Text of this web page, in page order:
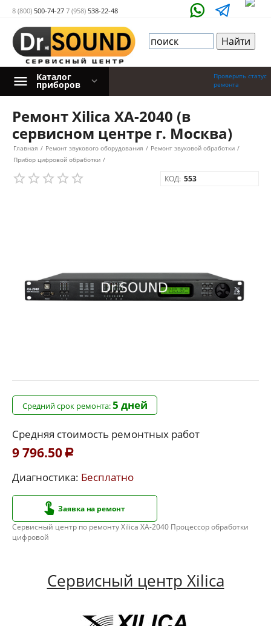
8 (800) 500-74-27 7 (958) 538-22-48
Проверить статус
ремонта
Каталог
приборов
Ремонт Xilica XA-2040 (в
сервисном центре г. Москва)
Главная / Ремонт звукового оборудования / Ремонт звуковой обработки /
Прибор цифровой обработки /
КОД: 553
Средний срок ремонта:5 дней
Средняя стоимость ремонтных работ
9 796.50 Р
Диагностика: Бесплатно
Заявка на ремонт
Сервисный центр по ремонту Xilica XA-2040 Процессор обработки
цифровой
Сервисный центр Xilica